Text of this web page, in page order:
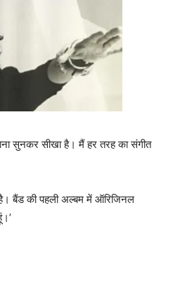
सुनकर सीखा है। मैं हर तरह का संगीत
बैंड की पहली अल्बम में ऑरिजिनल